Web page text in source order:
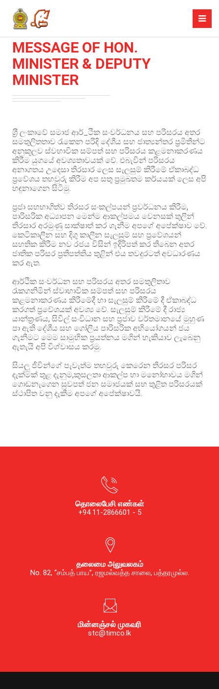
MESSAGE OF HON.
MINISTER & DEPUTY
MINISTER
ශ‍්‍රී ලංකාවේ සමාජ ආර්_ථික සංවර්ධනය සහ පරිසරය අතර
සමතුලිතතාව රැකෙන පරිදි දේශීය සහ ජාත්‍යන්තර ප්‍රමිතීන්ට
අනුකූලව ස්වභාවික සම්පත් සහ පරිසරය කළමනාකරණය
කිරීම යුගයේ අවශ්‍යතාවයක් වේ. එබැවින් පරිසරය
අනාගතය උදෙසා තිරසාර ලෙස සැලසුම් කිරීමේ ඒකාබද්ධ
ප‍්‍රවේශය තහවුරු කිරීම අප සතු ප්‍රමුඛතම කර්යයක් ලෙස අපි
හඳුනාගෙන සිටිමු.
ප්‍රජා සහභාගිත්ව තිරසර සංකල්පයන් ප්‍රවර්ධනය කිරීම,
පාරිසරික අධ්‍යාපන මෙන්ම ආකල්පමය වෙනසක් තුලින්
තිරසාර අරමුණු සාක්ෂාත් කර ගැනීම අපගේ අපේක්ෂාව වේ.
කෙටිකාලීන සහ දිගු කාලීන සැලසුම් සහ ප්‍රවේශයන්
සහතික කිරීම නව රජය විසින් ඉදිරිපත් කර තිබෙන අතර
ජාතික පරිසර ප්‍රතිපත්තිය තුළින් එය තවදුරටත් අවධාරණය
කර ඇත.
ආර්ථික සංවර්ධන සහ පරිසරය අතර සමතුලිතාව
රැකගනිමින් ස්වාභාවික සම්පත් සහ පරිසරය
කළමනාකරණය කිරීමේදී හා සැලසුම් කිරීමේ දී ඒකාබද්ධ
කරගත් ප්‍රවේශයක් අවශ්‍ය වේ. සැලසුම් කිරීමේ දී රාජ්‍ය
යාන්ත්‍රණය, සිවිල් සංවිධාන සහ ප්‍රජාව වර්තමානයේ මුහුණ
පා ඇති දේශීය සහ ගෝලීය පාරිසරික අභියෝගයන් ජය
ගැනීමට මෙම සාමුහික ප්‍රයත්නය මගින් හැකියාව ලැබෙනු
ඇතැයි අපි විශ්වාසය කරමු.
සියලු ජීවින්ගේ පැවැත්ම තහවුරු කෙරෙන තිරසර පරිසර
දැක්මක් තුළ දැනුම,කුසලතා ආකල්ප හා මනෝභාවය මගින්
ගොඩනැගෙන සුවපත් ජන සමාජයක් සහ තුළිත පරිසරයක්
ස්ථාපිත වනු දැකීම අපගේ අපේක්ෂාවයි.
தொலைபேசி எண்கள்
+94 11-2866601 - 5
தலைமை அலுவலகம்
No. 82, “சம்பத் பாய”, ரஜமல்வத்த சாலை, பத்தரமுல்ல.
மின்னஞ்சல் முகவரி
stc@timco.lk